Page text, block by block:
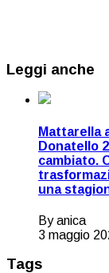
Leggi anche
Mattarella
Donatello
cambiato.
una
By anica
3 maggio
Tags